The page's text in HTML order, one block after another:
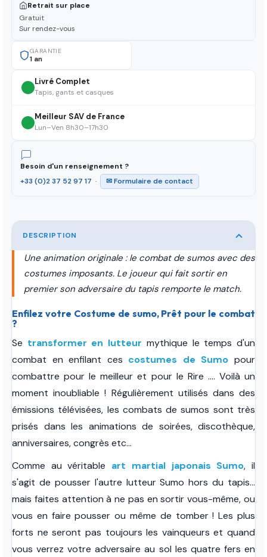
Retrait sur place
Gratuit
Sur rendez-vous
GARANTIE
1 an
Livré Complet
Tapis, gants et casques
Meilleur SAV de France
Lun–Ven 8h30–17h30
Besoin d'un renseignement ?
+33 (0)2 37 52 97 17 · ✉ Formulaire de contact
DESCRIPTION
Une animation originale : le combat de sumos avec des
costumes imposants. Le joueur qui fait sortir en
premier son adversaire du tapis remporte le match.
Enfilez votre Costume de sumo, Prêt pour le combat
?
Se transformer en lutteur mythique le temps d'un
combat en enfilant ces costumes de Sumo pour
combattre pour le meilleur et pour le Rire .... Voilà un
moment inoubliable ! Régulièrement utilisés dans des
émissions télévisées, les combats de sumos sont très
prisés dans les animations de soirées, discothèque,
anniversaires, congrès etc...
Comme au véritable art martial japonais Sumo, il
s'agit de pousser l'autre lutteur Sumo hors du tapis...
mais faites attention à ne pas en sortir vous-même, ou
vous en faire pousser ou même de tomber !Les plus
forts ne seront pas toujours les vainqueurs et quand
vous verrez votre adversaire au sol les quatre fers en